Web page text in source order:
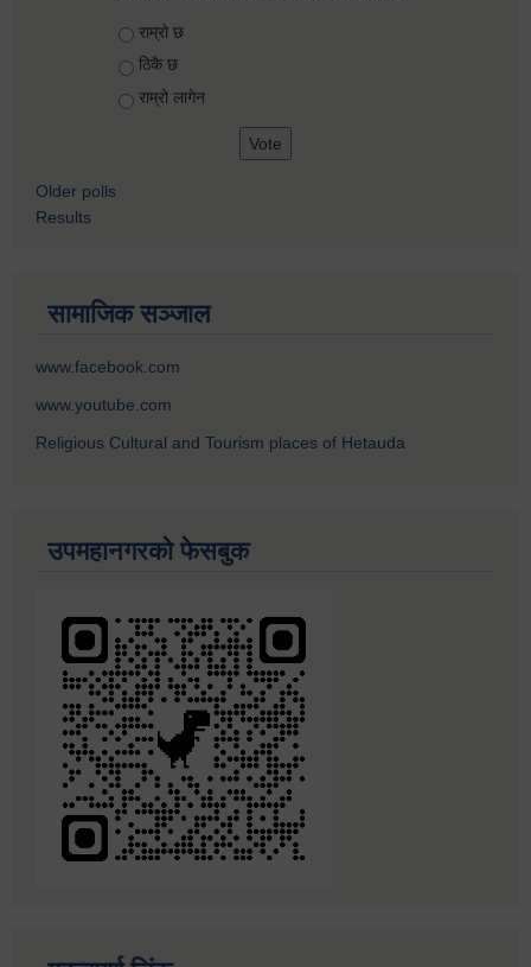
Choices
राम्रो छ
ठिकै छ
राम्रो लागेन
Older polls
Results
सामाजिक सञ्जाल
www.facebook.com
www.youtube.com
Religious Cultural and Tourism places of Hetauda
उपमहानगरको फेसबुक